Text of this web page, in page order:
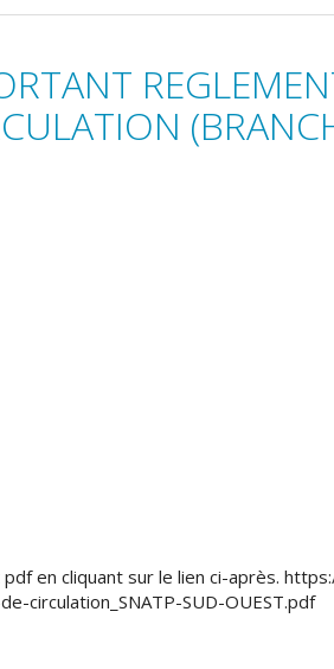
en cliquant sur le lien ci-après.
circulation_SNATP-SUD-OUEST.pdf